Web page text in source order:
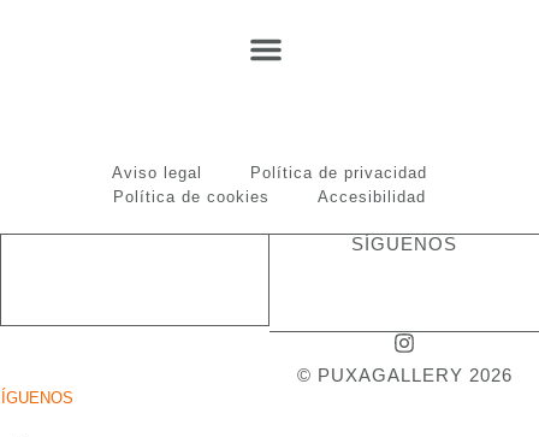
Aviso legal
Política de privacidad
Política de cookies
Accesibilidad
SÍGUENOS
© PUXAGALLERY 2026